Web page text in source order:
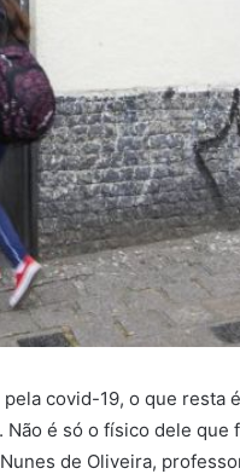
covid-19, o que resta
é só o físico dele que
de Oliveira,